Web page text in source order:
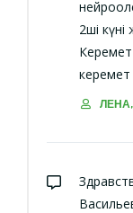
2ші күні
ЛЕНА,